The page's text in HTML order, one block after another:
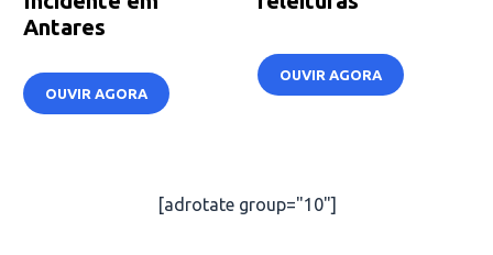
Antares
OUVIR AGORA
OUVIR AGORA
[adrotate group="10"]